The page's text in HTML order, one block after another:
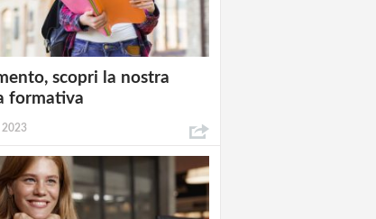
scopri la nostra
formativa
2023